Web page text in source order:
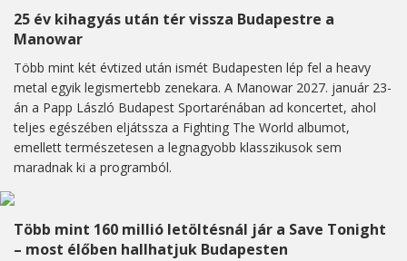
25 év kihagyás után tér vissza Budapestre a
Manowar
Több mint két évtized után ismét Budapesten lép fel a heavy
metal egyik legismertebb zenekara. A Manowar 2027. január 23-
án a Papp László Budapest Sportarénában ad koncertet, ahol
teljes egészében eljátssza a Fighting The World albumot,
emellett természetesen a legnagyobb klasszikusok sem
maradnak ki a programból.
Több mint 160 millió letöltésnál jár a Save Tonight
– most élőben hallhatjuk Budapesten